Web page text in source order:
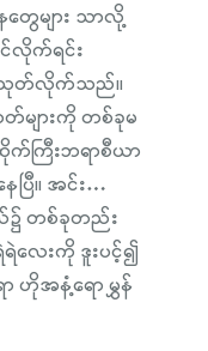
တွေများ သာလို့
င်လိုက်ရင်း
ကို သုတ်လိုက်သည်။
တ်များကို တစ်ခုမ
ကြီးဘရာစီယာ
ပြီ။ အင်း…
ယ်၌ တစ်ခုတည်း
လေးကို ဒူးပင့်၍
ဟိုအနံ့ရော မွှန်